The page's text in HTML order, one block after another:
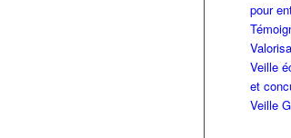
pour
Veille
et
Veille